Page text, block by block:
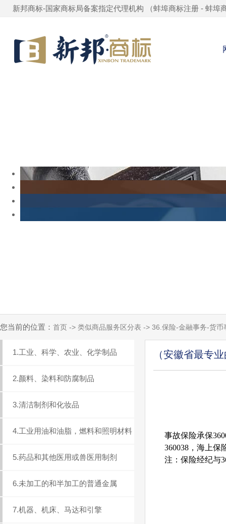
新邦商标-国家商标局备案指定代理机构 （蚌埠商标注册 - 蚌埠
您当前的位置： 首页 -> 类似商品服务区分表 -> 36.保险-金融事务-货币
1.工业、科学、农业、化学制品
2.颜料、染料和防腐制品
3.清洁制剂和化妆品
4.工业用油和油脂，燃料和照明材料
5.药品和其他医用或兽医用制剂
6.未加工的和半加工的普通金属
7.机器、机床、马达和引擎
（安徽省最专
事故保险承保
360038，海上保
注：保险经纪与